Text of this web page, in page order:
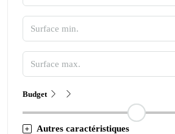
Budget
Autres caractéristiques